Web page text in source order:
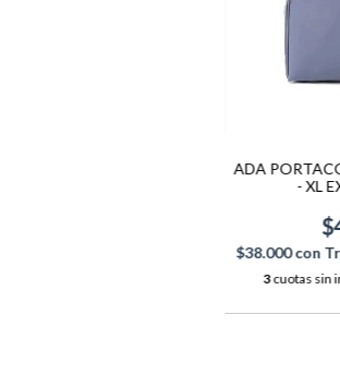
ADA
- XL
$38.000con
3 cuotas sin